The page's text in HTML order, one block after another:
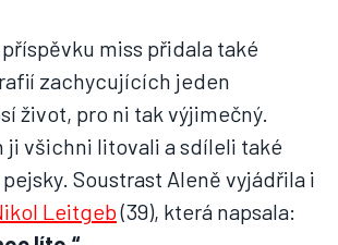
miss přidala také
zachycujících jeden
život, pro ni tak výjimečný.
ji všichni litovali a sdíleli také
Soustrast Aleně vyjádřila i
Leitgeb(39), která napsala: